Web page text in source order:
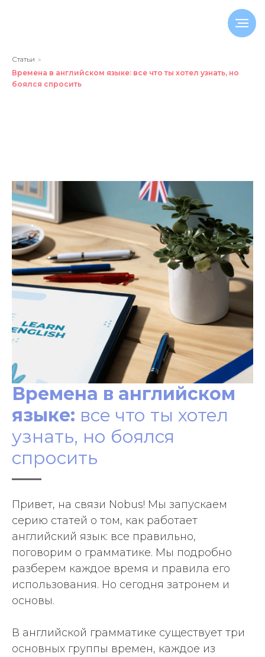
Статьи »
Времена в английском языке: все что ты хотел узнать, но
боялся спросить
Времена в английском
языке: все что ты хотел
узнать, но боялся
спросить
Привет, на связи Nobus! Мы запускаем
серию статей о том, как работает
английский язык: все правильно,
поговорим о грамматике. Мы подробно
разберем каждое время и правила его
использования. Но сегодня затронем и
основы.
В английской грамматике существует три
основных группы времен, каждое из